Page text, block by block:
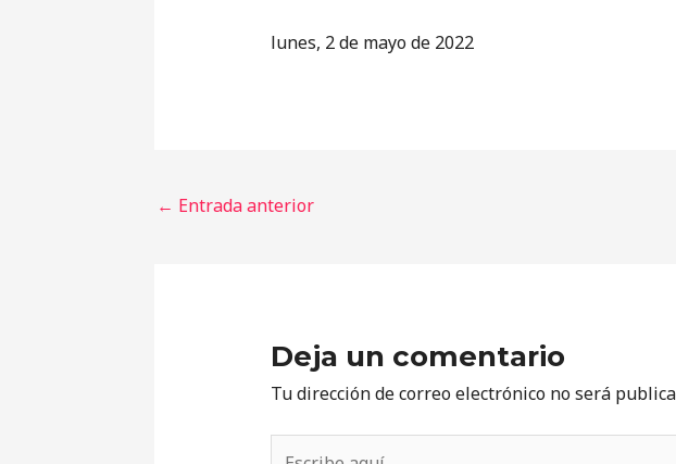
lunes, 2 de mayo de 2022
← Entrada anterior
Deja un comentario
Tu dirección de correo electrónico no será